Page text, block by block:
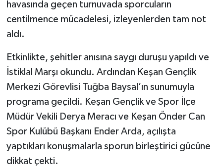
havasında geçen turnuvada sporcuların
centilmence mücadelesi, izleyenlerden tam not
aldı.
Etkinlikte, şehitler anısına saygı duruşu yapıldı ve
İstiklal Marşı okundu. Ardından Keşan Gençlik
Merkezi Görevlisi Tuğba Baysal’ın sunumuyla
programa geçildi. Keşan Gençlik ve Spor İlçe
Müdür Vekili Derya Meracı ve Keşan Önder Can
Spor Kulübü Başkanı Ender Arda, açılışta
yaptıkları konuşmalarla sporun birleştirici gücüne
dikkat çekti.